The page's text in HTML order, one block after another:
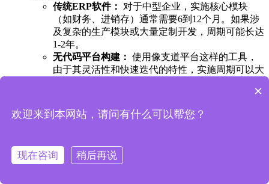
传统ERP软件：
对于中型企业，实施核心模块
（如财务、进销存）通常需要6到12个月。如果涉
及复杂的生产模块或大量定制开发，周期可能长达
1-2年。
无代码平台构建： 使用像支道平台这样的工具，
由于其灵活性和快速迭代的特性，实施周期可以大
成本构成与范围：
成本主要包括：软件许可费、实施服务费、定制开
传统ERP软件：中小企业的花费通常在几十万到
数百万人民币不等。
×
欢迎来到本网站，请问有什么可以帮您？
现在咨询 稍后再说